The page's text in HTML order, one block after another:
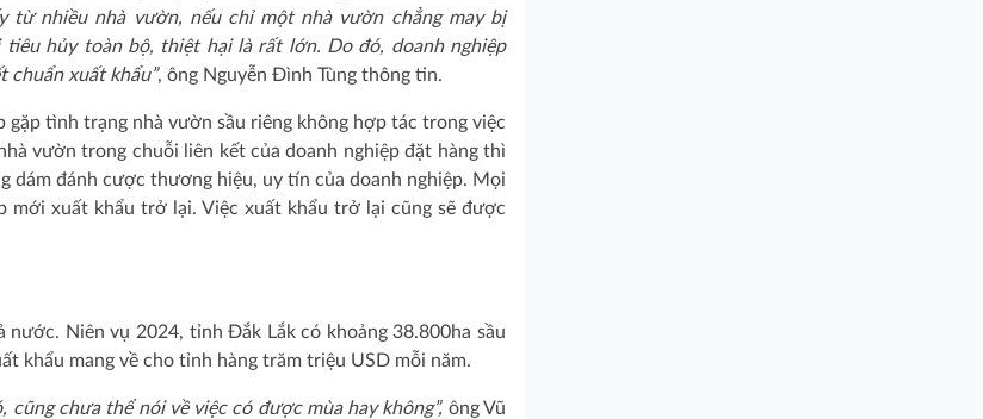
từ nhiều nhà vườn, nếu chỉ một nhà vườn chẳng may bị
tiêu hủy toàn bộ, thiệt hại là rất lớn. Do đó, doanh nghiệp
chuẩn xuất khẩu”, ông Nguyễn Đình Tùng thông tin.
tình trạng nhà vườn sầu riêng không hợp tác trong việc
vườn trong chuỗi liên kết của doanh nghiệp đặt hàng thì
dám đánh cược thương hiệu, uy tín của doanh nghiệp. Mọi
mới xuất khẩu trở lại. Việc xuất khẩu trở lại cũng sẽ được
Niên vụ 2024, tỉnh Đắk Lắk có khoảng 38.800ha sầu
khẩu mang về cho tỉnh hàng trăm triệu USD mỗi năm.
cũng chưa thể nói về việc có được mùa hay không”, ông Vũ